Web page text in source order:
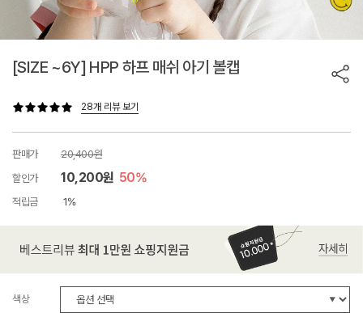
[SIZE ~6Y] HPP 하프 매쉬 아기 볼캡
28개 리뷰 보기
판매가
20,400원
할인가
10,200원 50%
적립금 1%
색상